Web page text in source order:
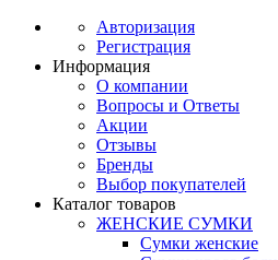
Авторизация
Регистрация
Информация
О компании
Вопросы и Ответы
Акции
Отзывы
Бренды
Выбор покупателей
Каталог товаров
ЖЕНСКИЕ СУМКИ
Сумки женские